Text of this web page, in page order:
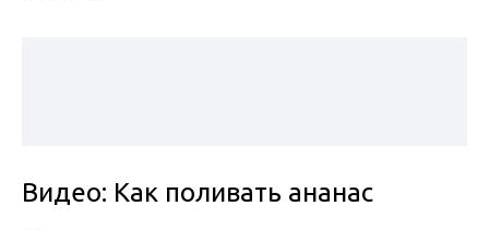
Видео: Как поливать ананас